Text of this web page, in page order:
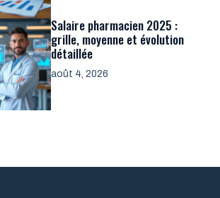
Salaire pharmacien 2025 :
grille, moyenne et évolution
détaillée
août 4, 2026